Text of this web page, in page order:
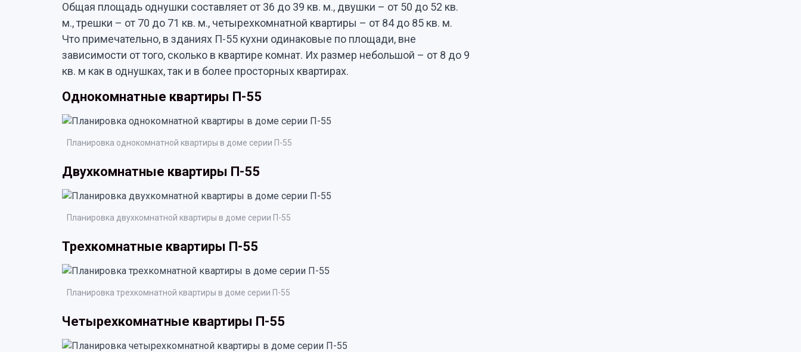
Общая площадь однушки составляет от 36 до 39 кв. м., двушки – от 50 до 52 кв.
м., трешки – от 70 до 71 кв. м., четырехкомнатной квартиры – от 84 до 85 кв. м.
Что примечательно, в зданиях П-55 кухни одинаковые по площади, вне
зависимости от того, сколько в квартире комнат. Их размер небольшой – от 8 до 9
кв. м как в однушках, так и в более просторных квартирах.
Однокомнатные квартиры П-55
Планировка однокомнатной квартиры в доме серии П-55
Двухкомнатные квартиры П-55
Планировка двухкомнатной квартиры в доме серии П-55
Трехкомнатные квартиры П-55
Планировка трехкомнатной квартиры в доме серии П-55
Четырехкомнатные квартиры П-55